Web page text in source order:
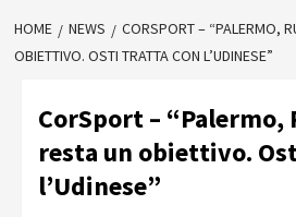
HOME NEWS
CORSPORT – “PALERMO,
OBIETTIVO. OSTI TRATTA CON L’UDINESE”
CorSport – “Palermo,
resta un obiettivo.
l’Udinese”